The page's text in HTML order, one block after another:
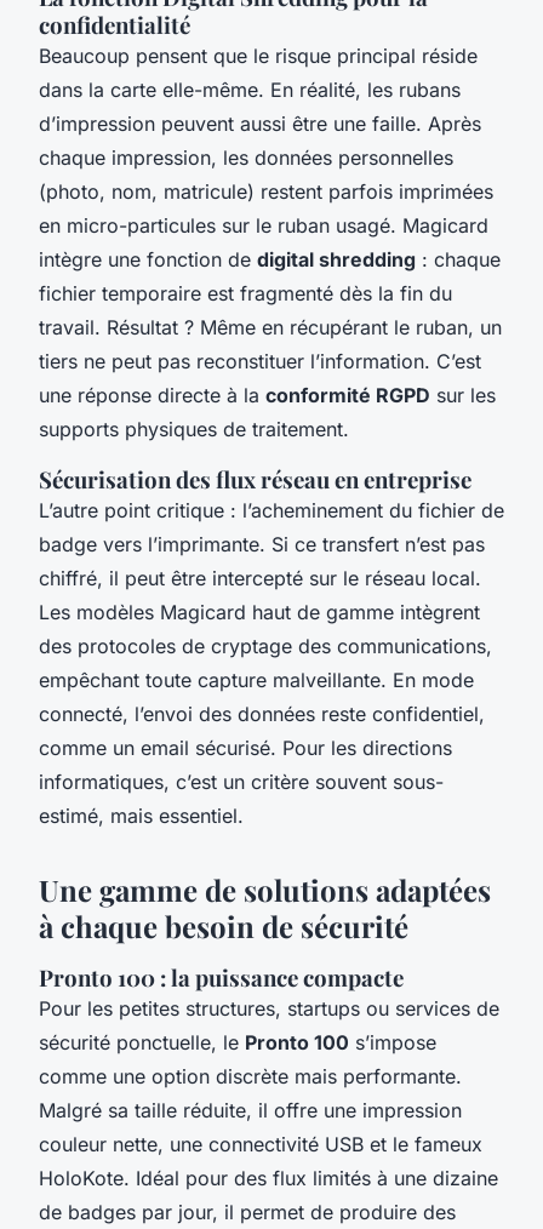
confidentialité
Beaucoup pensent que le risque principal réside
dans la carte elle-même. En réalité, les rubans
d’impression peuvent aussi être une faille. Après
chaque impression, les données personnelles
(photo, nom, matricule) restent parfois imprimées
en micro-particules sur le ruban usagé. Magicard
intègre une fonction de digital shredding : chaque
fichier temporaire est fragmenté dès la fin du
travail. Résultat ? Même en récupérant le ruban, un
tiers ne peut pas reconstituer l’information. C’est
une réponse directe à la conformité RGPD sur les
supports physiques de traitement.
Sécurisation des flux réseau en entreprise
L’autre point critique : l’acheminement du fichier de
badge vers l’imprimante. Si ce transfert n’est pas
chiffré, il peut être intercepté sur le réseau local.
Les modèles Magicard haut de gamme intègrent
des protocoles de cryptage des communications,
empêchant toute capture malveillante. En mode
connecté, l’envoi des données reste confidentiel,
comme un email sécurisé. Pour les directions
informatiques, c’est un critère souvent sous-
estimé, mais essentiel.
Une gamme de solutions adaptées
à chaque besoin de sécurité
Pronto 100 : la puissance compacte
Pour les petites structures, startups ou services de
sécurité ponctuelle, le Pronto 100 s’impose
comme une option discrète mais performante.
Malgré sa taille réduite, il offre une impression
couleur nette, une connectivité USB et le fameux
HoloKote. Idéal pour des flux limités à une dizaine
de badges par jour, il permet de produire des